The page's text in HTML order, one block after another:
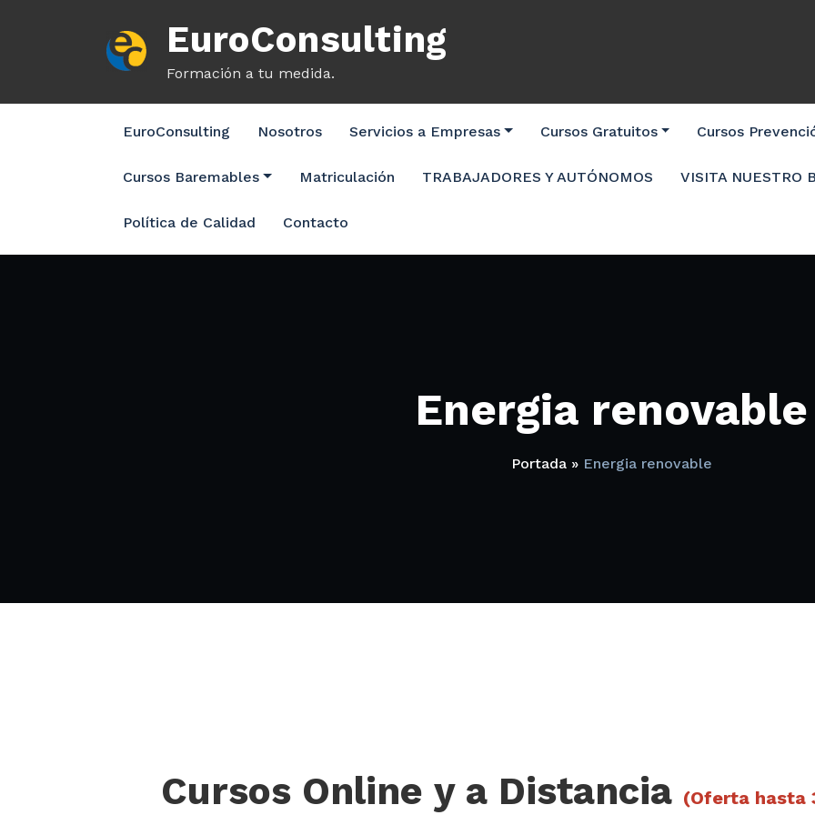
EuroConsulting
Formación a tu medida.
EuroConsulting Nosotros Servicios a Empresas Cursos Gratuitos Cursos
Cursos Baremables Matriculación TRABAJADORES Y AUTÓNOMOS VISITA NUESTRO
Política de Calidad Contacto
Energia renovable
Portada» Energia renovable
Cursos Online y a Distancia (Oferta hasta